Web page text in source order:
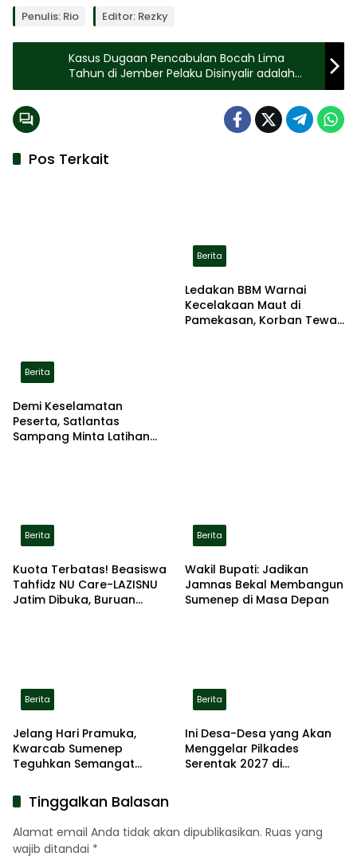
Penulis: Rio Editor: Rezky
Kasus Dugaan Pencabulan Bocah Lima
Tahun di Jember Pelaku Disinyalir adalah
Sepupu Korban
Pos Terkait
Berita
Demi Keselamatan
Peserta, Satlantas
Sampang Minta Latihan
Berita
Ledakan BBM Warnai
Kecelakaan Maut di
Pamekasan, Korban Tewas
Berita
Kuota Terbatas! Beasiswa
Tahfidz NU Care-LAZISNU
Jatim Dibuka, Buruan
Berita
Wakil Bupati: Jadikan
Jamnas Bekal Membangun
Sumenep di Masa Depan
Berita
Jelang Hari Pramuka,
Kwarcab Sumenep
Teguhkan Semangat
Pahlawan
Berita
Ini Desa-Desa yang Akan
Menggelar Pilkades
Serentak 2027 di
Tinggalkan Balasan
Alamat email Anda tidak akan dipublikasikan. Ruas yang
wajib ditandai *